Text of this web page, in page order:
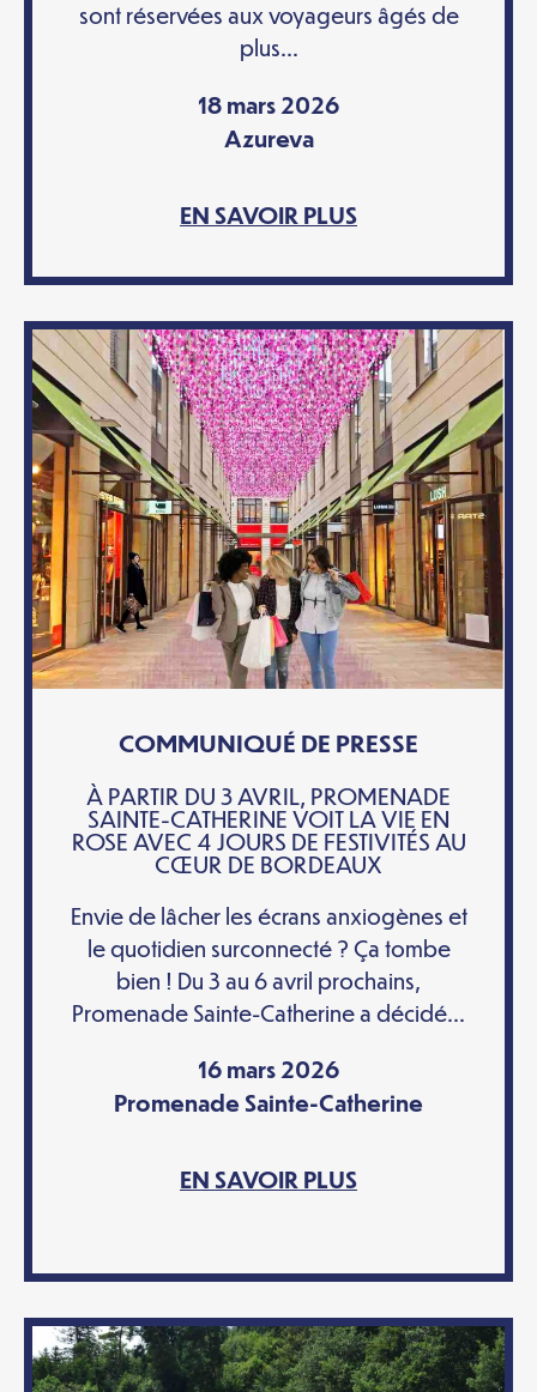
sont réservées aux voyageurs âgés de
plus...
18 mars 2026
Azureva
EN SAVOIR PLUS
COMMUNIQUÉ DE PRESSE
À PARTIR DU 3 AVRIL, PROMENADE
SAINTE-CATHERINE VOIT LA VIE EN
ROSE AVEC 4 JOURS DE FESTIVITÉS AU
CŒUR DE BORDEAUX
Envie de lâcher les écrans anxiogènes et
le quotidien surconnecté ? Ça tombe
bien ! Du 3 au 6 avril prochains,
Promenade Sainte-Catherine a décidé...
16 mars 2026
Promenade Sainte-Catherine
EN SAVOIR PLUS